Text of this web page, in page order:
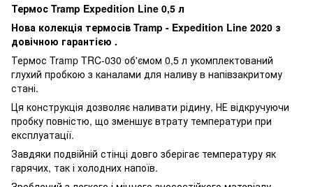
Термос Tramp Expedition Line 0,5 л
Нова колекція термосів Tramp - Expedition Line 2020 з
довічною гарантією .
Термос Tramp TRC-030 об'ємом 0,5 л укомплектований
глухий пробкою з каналами для наливу в напівзакритому
стані.
Ця конструкція дозволяє наливати рідину, НЕ відкручуючи
пробку повністю, що зменшує втрату температури при
експлуатації.
Завдяки подвійній стінці довго зберігає температуру як
гарячих, так і холодних напоїв.